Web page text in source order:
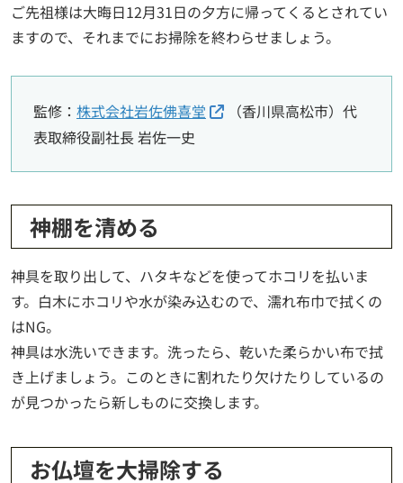
ご先祖様は大晦日12月31日の夕方に帰ってくるとされてい
ますので、それまでにお掃除を終わらせましょう。
監修： 株式会社岩佐佛喜堂
（香川県高松市）代
表取締役副社長 岩佐一史
神棚を清める
神具を取り出して、ハタキなどを使ってホコリを払いま
す。白木にホコリや水が染み込むので、濡れ布巾で拭くの
はNG。
神具は水洗いできます。洗ったら、乾いた柔らかい布で拭
き上げましょう。このときに割れたり欠けたりしているの
が見つかったら新しものに交換します。
お仏壇を大掃除する